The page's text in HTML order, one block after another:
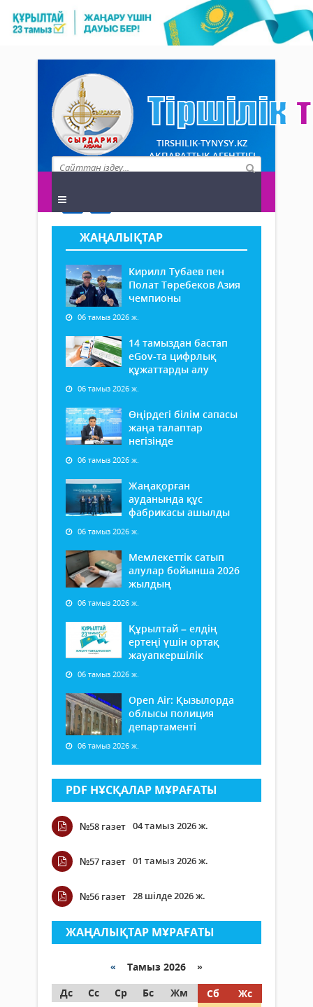
TIRSHILIK-TYNYSY.KZ
АҚПАРАТТЫҚ АГЕНТТІГІ
ЖАҢАЛЫҚТАР
Кирилл Тубаев пен
Полат Төребеков Азия
чемпионы
06 тамыз 2026 ж.
14 тамыздан бастап
еGov-та цифрлық
құжаттарды алу
06 тамыз 2026 ж.
Өңірдегі білім сапасы
жаңа талаптар
негізінде
06 тамыз 2026 ж.
Жаңақорған
ауданында құс
фабрикасы ашылды
06 тамыз 2026 ж.
Мемлекеттік сатып
алулар бойынша 2026
жылдың
06 тамыз 2026 ж.
Құрылтай – елдің
ертеңі үшін ортақ
жауапкершілік
06 тамыз 2026 ж.
Open Air: Қызылорда
облысы полиция
департаменті
06 тамыз 2026 ж.
PDF НҰСҚАЛАР МҰРАҒАТЫ
№58 газет 04 тамыз 2026 ж.
№57 газет 01 тамыз 2026 ж.
№56 газет 28 шілде 2026 ж.
ЖАҢАЛЫҚТАР МҰРАҒАТЫ
« Тамыз 2026 »
Дс
Сс Ср Бс Жм Сб
Жс